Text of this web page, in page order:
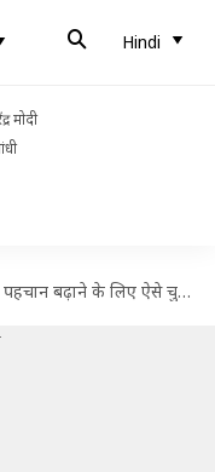
Hindi
मोदी
के लिए ऐसे चुनें डोमेन नेम, बिजनेस को होगा फादा